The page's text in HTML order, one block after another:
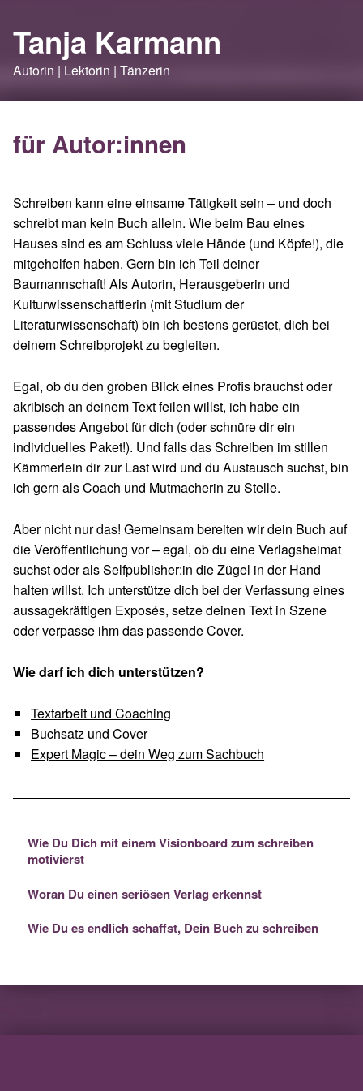
Tanja Karmann
Autorin | Lektorin | Tänzerin
für Autor:innen
Schreiben kann eine einsame Tätigkeit sein – und doch
schreibt man kein Buch allein. Wie beim Bau eines
Hauses sind es am Schluss viele Hände (und Köpfe!), die
mitgeholfen haben. Gern bin ich Teil deiner
Baumannschaft! Als Autorin, Herausgeberin und
Kulturwissenschaftlerin (mit Studium der
Literaturwissenschaft) bin ich bestens gerüstet, dich bei
deinem Schreibprojekt zu begleiten.
Egal, ob du den groben Blick eines Profis brauchst oder
akribisch an deinem Text feilen willst, ich habe ein
passendes Angebot für dich (oder schnüre dir ein
individuelles Paket!). Und falls das Schreiben im stillen
Kämmerlein dir zur Last wird und du Austausch suchst, bin
ich gern als Coach und Mutmacherin zu Stelle.
Aber nicht nur das! Gemeinsam bereiten wir dein Buch auf
die Veröffentlichung vor – egal, ob du eine Verlagsheimat
suchst oder als Selfpublisher:in die Zügel in der Hand
halten willst. Ich unterstütze dich bei der Verfassung eines
aussagekräftigen Exposés, setze deinen Text in Szene
oder verpasse ihm das passende Cover.
Wie darf ich dich unterstützen?
Textarbeit und Coaching
Buchsatz und Cover
Expert Magic – dein Weg zum Sachbuch
Wie Du Dich mit einem Visionboard zum schreiben
motivierst
Woran Du einen seriösen Verlag erkennst
Wie Du es endlich schaffst, Dein Buch zu schreiben